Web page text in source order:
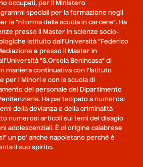
occupati, per il Ministero
speciali per la formazione negli
la “riforma della scuola in carcere”. Ha
presso il Master in scienze socio-
istituito dall’Università “Federico
e presso il Master in
“S.Orsola Benincasa” di
maniera continuativa con l’Istituto
per i Minori e con la scuola di
del personale del Dipartimento
Ha partecipato a numerosi
della devianza e della criminalità
numerosi articoli sui temi del disagio
adolescenziali. È di origine calabrese
un po’ anche napoletano perché è
il suo spirito.